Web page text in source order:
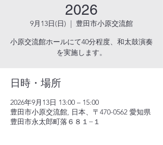
2026
9月13日(日)
  |
豊田市小原交流館
小原交流館ホールにて40分程度、和太鼓演奏
を実施します。
日時・場所
2026年9月13日 13:00 – 15:00
豊田市小原交流館, 日本、〒470-0562 愛知県
豊田市永太郎町落６８１−１